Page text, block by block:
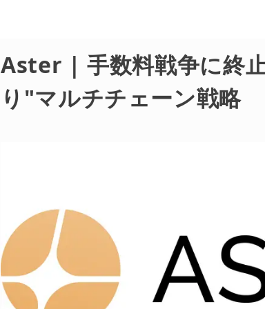
Aster | 手数料戦争に終
り"マルチチェーン戦略